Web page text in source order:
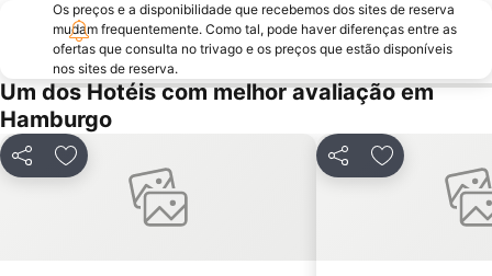
Barmbek-Süd
Wandsbek Markt Metro Station
Eppendorf
Wandsbek
Barclaycard Arena
Fuhlsbüttel Metro Station
Finkenwerder
Hellas
Spitalerstraße
Haspa Hamburg Marathon
Prefeitura de Hamburgo
Stephansplatz Metro Station
Os preços e a disponibilidade que recebemos dos sites de reserva
mudam frequentemente. Como tal, pode haver diferenças entre as
ofertas que consulta no trivago e os preços que estão disponíveis
nos sites de reserva.
Um dos Hotéis com melhor avaliação em
Hamburgo
PartilharAdicionar aos favoritos PartilharAdicionar